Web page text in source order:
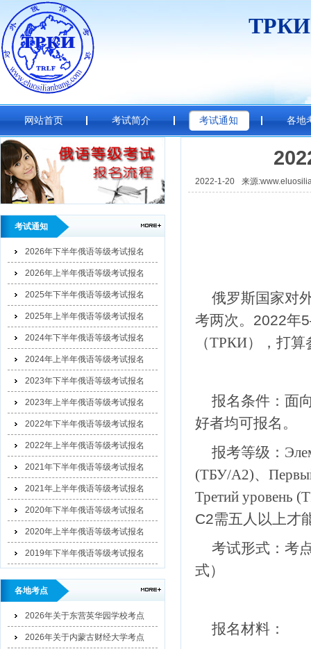
网站首页 考试简介 考试通知 各地
考试通知
2026年下半年俄语等级考试报名
2026年上半年俄语等级考试报名
2025年下半年俄语等级考试报名
2025年上半年俄语等级考试报名
2024年下半年俄语等级考试报名
2024年上半年俄语等级考试报名
2023年下半年俄语等级考试报名
2023年上半年俄语等级考试报名
2022年下半年俄语等级考试报名
2022年上半年俄语等级考试报名
2021年下半年俄语等级考试报名
2021年上半年俄语等级考试报名
2020年下半年俄语等级考试报名
2020年上半年俄语等级考试报名
2019年下半年俄语等级考试报名
各地考点
2026年关于东营英华园学校考点
2026年关于内蒙古财经大学考点
2022-1-20 来源
俄罗斯国家对
考两次。2022年
（ТРКИ）
，打
报名条件：面
好者均可报名。
报考等级：
(ТБУ/A2)、
Третий уровень
С2需五人以上才
考试形式：考
式）
报名材料：